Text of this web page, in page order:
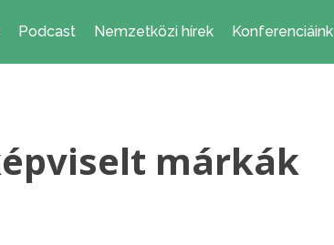
Podcast Nemzetközi hírek Konferenciáink
márkák